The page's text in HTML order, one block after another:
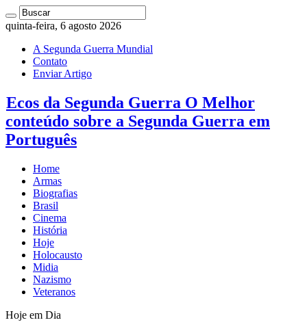
quinta-feira, 6 agosto 2026
A Segunda Guerra Mundial
Contato
Enviar Artigo
Ecos da Segunda Guerra O Melhor
conteúdo sobre a Segunda Guerra em
Português
Home
Armas
Biografias
Brasil
Cinema
História
Hoje
Holocausto
Midia
Nazismo
Veteranos
Hoje em Dia